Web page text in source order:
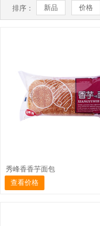
排序： 新品 价格
秀峰香香芋面包
查看价格